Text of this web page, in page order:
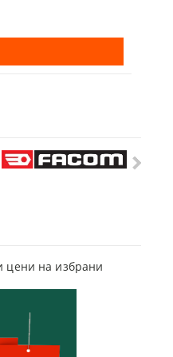
цени на избрани